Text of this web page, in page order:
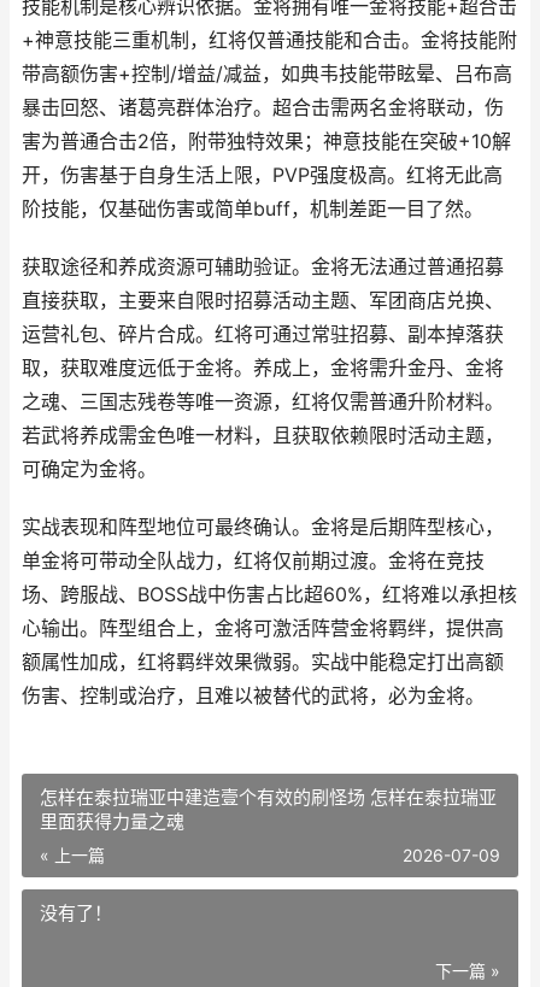
技能机制是核心辨识依据。金将拥有唯一金将技能+超合击
+神意技能三重机制，红将仅普通技能和合击。金将技能附
带高额伤害+控制/增益/减益，如典韦技能带眩晕、吕布高
暴击回怒、诸葛亮群体治疗。超合击需两名金将联动，伤
害为普通合击2倍，附带独特效果；神意技能在突破+10解
开，伤害基于自身生活上限，PVP强度极高。红将无此高
阶技能，仅基础伤害或简单buff，机制差距一目了然。
获取途径和养成资源可辅助验证。金将无法通过普通招募
直接获取，主要来自限时招募活动主题、军团商店兑换、
运营礼包、碎片合成。红将可通过常驻招募、副本掉落获
取，获取难度远低于金将。养成上，金将需升金丹、金将
之魂、三国志残卷等唯一资源，红将仅需普通升阶材料。
若武将养成需金色唯一材料，且获取依赖限时活动主题，
可确定为金将。
实战表现和阵型地位可最终确认。金将是后期阵型核心，
单金将可带动全队战力，红将仅前期过渡。金将在竞技
场、跨服战、BOSS战中伤害占比超60%，红将难以承担核
心输出。阵型组合上，金将可激活阵营金将羁绊，提供高
额属性加成，红将羁绊效果微弱。实战中能稳定打出高额
伤害、控制或治疗，且难以被替代的武将，必为金将。
怎样在泰拉瑞亚中建造壹个有效的刷怪场 怎样在泰拉瑞亚
里面获得力量之魂
« 上一篇 2026-07-09
没有了！
下一篇 »